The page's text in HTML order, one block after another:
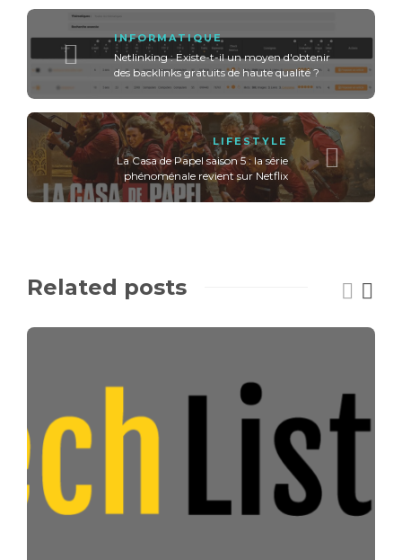
INFORMATIQUE
Netlinking : Existe-t-il un moyen d'obtenir
des backlinks gratuits de haute qualité ?
LIFESTYLE
La Casa de Papel saison 5 : la série
phénoménale revient sur Netflix
Related posts